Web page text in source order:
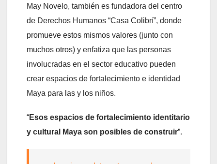
May Novelo, también es fundadora del centro
de Derechos Humanos “Casa Colibrí”, donde
promueve estos mismos valores (junto con
muchos otros) y enfatiza que las personas
involucradas en el sector educativo pueden
crear espacios de fortalecimiento e identidad
Maya para las y los niños.
“Esos espacios de fortalecimiento identitario
y cultural Maya son posibles de construir”.